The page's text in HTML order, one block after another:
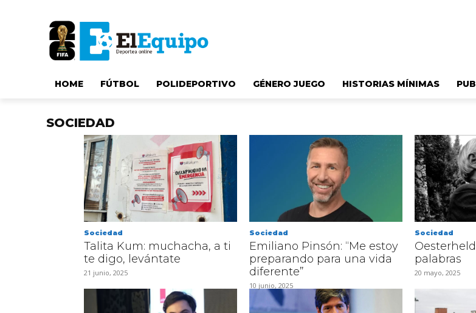
HOME FÚTBOL POLIDEPORTIVO GÉNERO JUEGO HISTORIAS MÍNIMAS
SOCIEDAD
Sociedad
Talita Kum: muchacha, a ti
te digo, levántate
21 junio, 2025
Sociedad
Emiliano Pinsón: “Me estoy
preparando para una vida
diferente”
10 junio, 2025
Sociedad
palabras
20 mayo, 2025